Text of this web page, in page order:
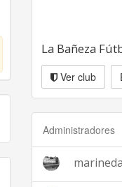
La Bañeza
Ver club
Administradores
marineda